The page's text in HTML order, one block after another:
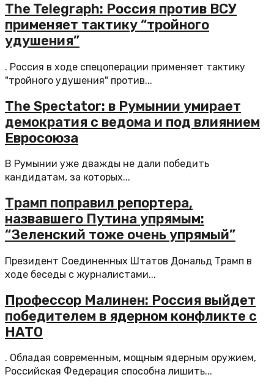
The Telegraph: Россия против ВСУ
применяет тактику “тройного
удушения”
. Россия в ходе спецоперации применяет тактику
"тройного удушения" против...
The Spectator: в Румынии умирает
демократия с ведома и под влиянием
Евросоюза
В Румынии уже дважды не дали победить
кандидатам, за которых...
Трамп поправил репортера,
назвавшего Путина упрямым:
“Зеленский тоже очень упрямый”
Президент Соединенных Штатов Дональд Трамп в
ходе беседы с журналистами...
Профессор Малинен: Россия выйдет
победителем в ядерном конфликте с
НАТО
. Обладая современным, мощным ядерным оружием,
Российская Федерация способна лишить...